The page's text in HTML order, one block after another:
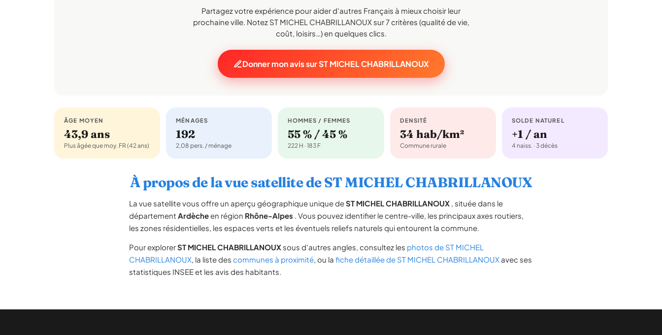
Partagez votre expérience pour aider d'autres Français à mieux choisir leur
prochaine ville. Notez ST MICHEL CHABRILLANOUX sur 7 critères (qualité de vie,
coût, loisirs…) en quelques clics.
Donner mon avis sur ST MICHEL CHABRILLANOUX
ÂGE MOYEN
43,9 ans
Plus âgée que moy. FR (42 ans)
MÉNAGES
192
2,08 pers. / ménage
HOMMES / FEMMES
55 % / 45 %
222 H · 183 F
DENSITÉ
34 hab/km²
Commune rurale
SOLDE NATUREL
+1 / an
4 naiss. · 3 décès
À propos de la vue satellite de ST MICHEL CHABRILLANOUX
La vue satellite vous offre un aperçu géographique unique deST MICHEL CHABRILLANOUX , située dans le
département Ardècheen région Rhône-Alpes . Vous pouvez identifier le centre-ville, les principaux axes routiers,
les zones résidentielles, les espaces verts et les éventuels reliefs naturels qui entourent la commune.
Pour explorerST MICHEL CHABRILLANOUX sous d'autres angles, consultez les photos de ST MICHEL
CHABRILLANOUX, la liste des communes à proximité, ou la fiche détaillée de ST MICHEL CHABRILLANOUX avec ses
statistiques INSEE et les avis des habitants.